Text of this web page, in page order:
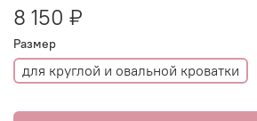
8 150 ₽
Размер
для круглой и овальной кроватки